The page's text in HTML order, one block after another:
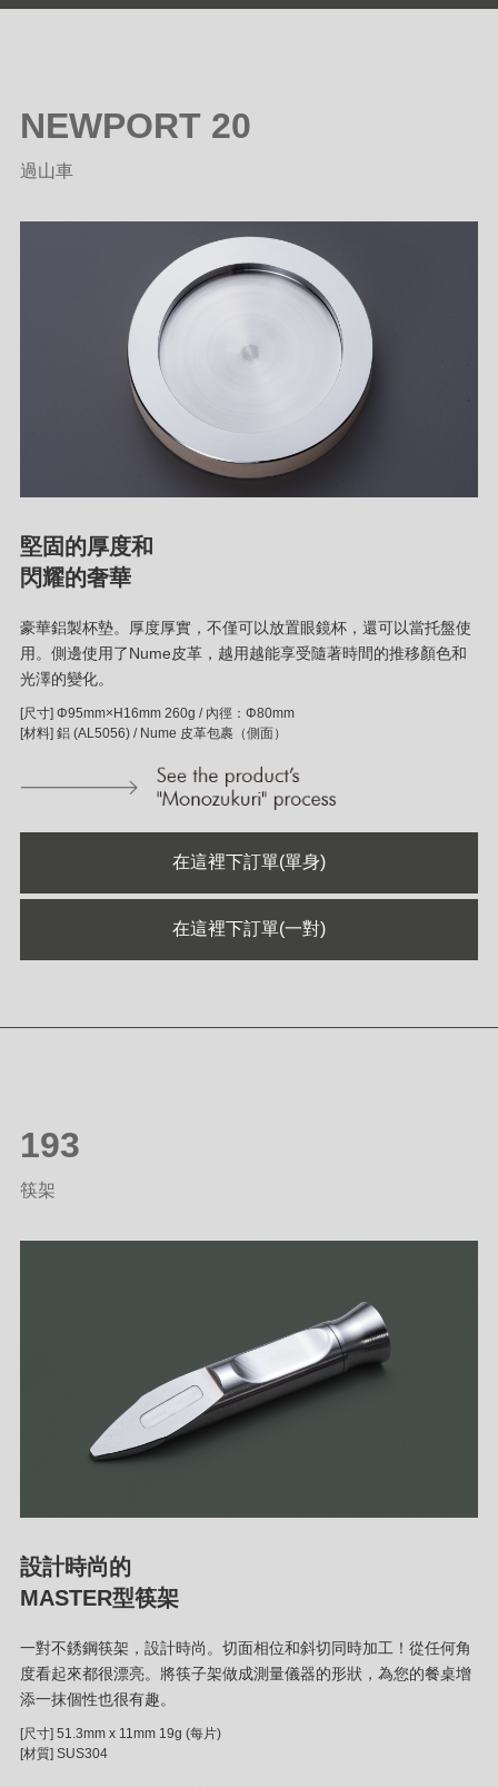
NEWPORT 20
過山車
堅固的厚度和
閃耀的奢華
豪華鋁製杯墊。厚度厚實，不僅可以放置眼鏡杯，還可以當托盤使
用。側邊使用了Nume皮革，越用越能享受隨著時間的推移顏色和
光澤的變化。
[尺寸] Φ95mm×H16mm 260g / 內徑：Φ80mm
[材料] 鋁 (AL5056) / Nume 皮革包裹（側面）
在這裡下訂單(單身)
在這裡下訂單(一對)
193
筷架
設計時尚的
MASTER型筷架
一對不銹鋼筷架，設計時尚。切面相位和斜切同時加工！從任何角
度看起來都很漂亮。將筷子架做成測量儀器的形狀，為您的餐桌增
添一抹個性也很有趣。
[尺寸] 51.3mm x 11mm 19g (每片)
[材質] SUS304